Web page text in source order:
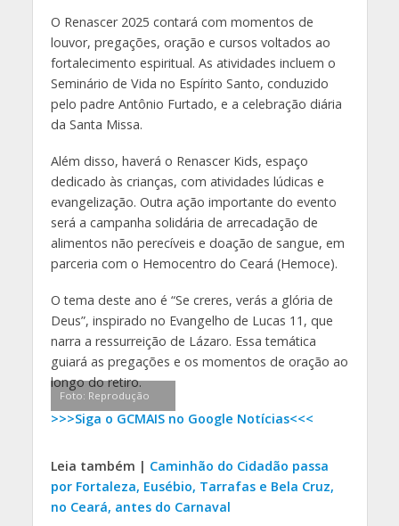
O Renascer 2025 contará com momentos de
louvor, pregações, oração e cursos voltados ao
fortalecimento espiritual. As atividades incluem o
Seminário de Vida no Espírito Santo, conduzido
pelo padre Antônio Furtado, e a celebração diária
da Santa Missa.
Além disso, haverá o Renascer Kids, espaço
dedicado às crianças, com atividades lúdicas e
evangelização. Outra ação importante do evento
será a campanha solidária de arrecadação de
alimentos não perecíveis e doação de sangue, em
parceria com o Hemocentro do Ceará (Hemoce).
O tema deste ano é “Se creres, verás a glória de
Deus”, inspirado no Evangelho de Lucas 11, que
narra a ressurreição de Lázaro. Essa temática
guiará as pregações e os momentos de oração ao
longo do retiro.
>>>Siga o GCMAIS no Google Notícias<<<
Foto: Reprodução
Leia também | Caminhão do Cidadão passa
por Fortaleza, Eusébio, Tarrafas e Bela Cruz,
no Ceará, antes do Carnaval